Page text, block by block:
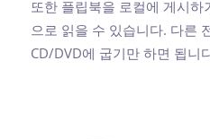
또한 플립북을 로컬에 게시하
으로 읽을 수 있습니다. 다른
CD/DVD에 굽기만 하면 됩니